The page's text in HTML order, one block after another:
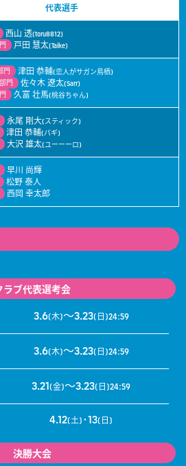
代表選手
西山 透(toru8812)
戸田 慧太(Taike)
門 津田 恭輔(恋人がサガン鳥栖)
門
佐々木 遼太(Sarr)
久富 壮馬(桃谷ちゃん)
永尾 剛大(スティック)
津田 恭輔(パギ)
大沢 雄太(ユーーーロ)
早川 尚輝
松野 泰人
西岡 幸太郎
ラブ代表選考会
3.6(木)～3.23(日)24:59
3.6(木)～3.23(日)24:59
3.21(金)～3.23(日)24:59
4.12(土)･13(日)
決勝大会